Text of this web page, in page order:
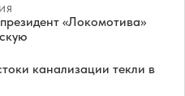
«Локомотива»
канализации текли в